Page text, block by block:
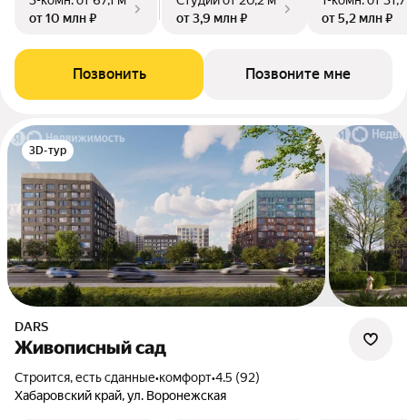
от 10 млн ₽
от 3,9 млн ₽
от 5,2 млн ₽
Позвонить Позвоните мне
3D-тур
DARS
Живописный сад
Строится, есть сданные•комфорт•4.5 (92)
Хабаровский край, ул. Воронежская